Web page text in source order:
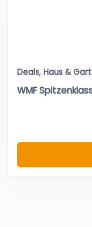
Deals, Haus &
WMF